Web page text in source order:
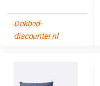
Dekbed-
discounter.nl